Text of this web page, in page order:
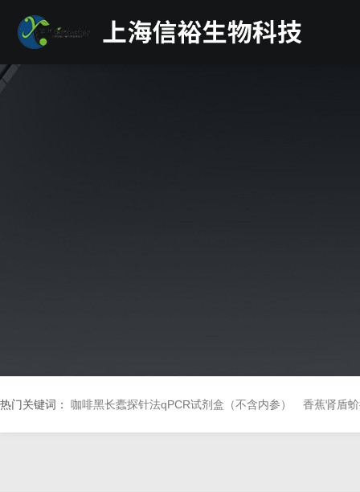
热门关键词： 咖啡黑长蠹探针法qPCR试剂盒（不含内参） 香蕉肾盾